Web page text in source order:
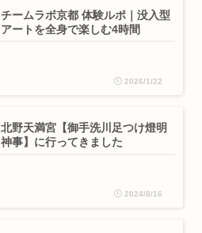
チームラボ京都 体験ルポ｜没入型
アートを全身で楽しむ4時間
2026/1/22
北野天満宮【御手洗川足つけ燈明
神事】に行ってきました
2024/8/16